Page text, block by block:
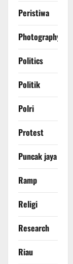
Peristiwa
Photography
Politics
Politik
Polri
Protest
Puncak jaya
Ramp
Religi
Research
Riau